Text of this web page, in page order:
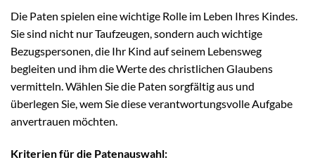
Die Paten spielen eine wichtige Rolle im Leben Ihres Kindes.
Sie sind nicht nur Taufzeugen, sondern auch wichtige
Bezugspersonen, die Ihr Kind auf seinem Lebensweg
begleiten und ihm die Werte des christlichen Glaubens
vermitteln. Wählen Sie die Paten sorgfältig aus und
überlegen Sie, wem Sie diese verantwortungsvolle Aufgabe
anvertrauen möchten.
Kriterien für die Patenauswahl: